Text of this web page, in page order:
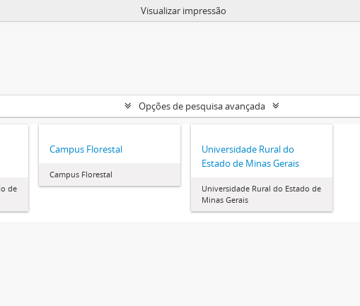
Visualizar impressão
Opções de pesquisa avançada
de
Campus Florestal
Campus Florestal
Universidade Rural do
Estado de Minas Gerais
Universidade Rural do Estado de
Minas Gerais